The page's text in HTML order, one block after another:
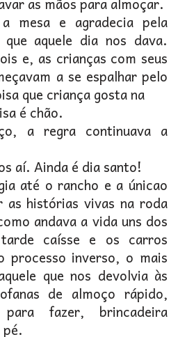
mesa e agradecia pela
aquele dia nos dava.
e, as crianças com seus
a se espalhar pelo
que criança gosta na
é chão.
a regra continuava a
aí. Ainda é dia santo!
até o rancho e a únicao
as histórias vivas na roda
andava a vida uns dos
caísse e os carros
processo inverso, o mais
que nos devolvia às
de almoço rápido,
fazer, brincadeira